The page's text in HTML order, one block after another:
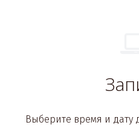
Выберите время и